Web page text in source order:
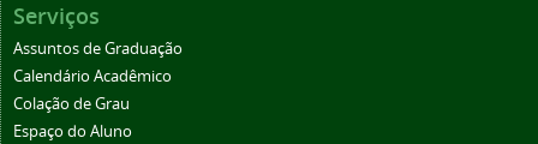
Serviços
Assuntos de Graduação
Calendário Acadêmico
Colação de Grau
Espaço do Aluno